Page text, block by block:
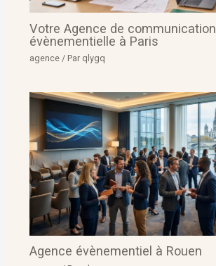
Votre Agence de communication
évènementielle à Paris
agence/ Par qlygq
Agence évènementiel à Rouen